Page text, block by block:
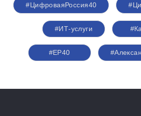
#ЦифроваяРоссия40
#ИТ-услуги
#ЕР40